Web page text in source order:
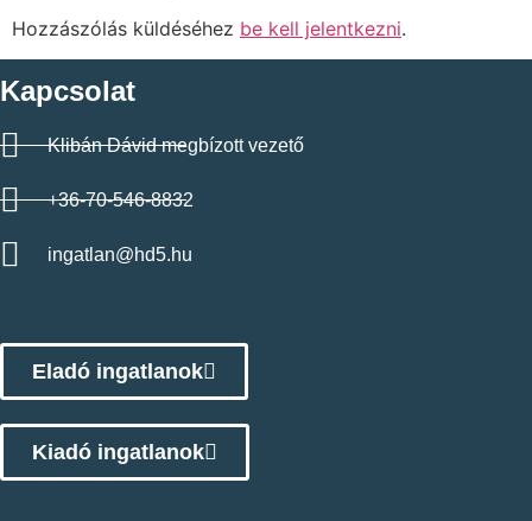
Hozzászólás küldéséhez be kell jelentkezni.
Kapcsolat
Klibán Dávid megbízott vezető
+36-70-546-8832
ingatlan@hd5.hu
Eladó ingatlanok
Kiadó ingatlanok